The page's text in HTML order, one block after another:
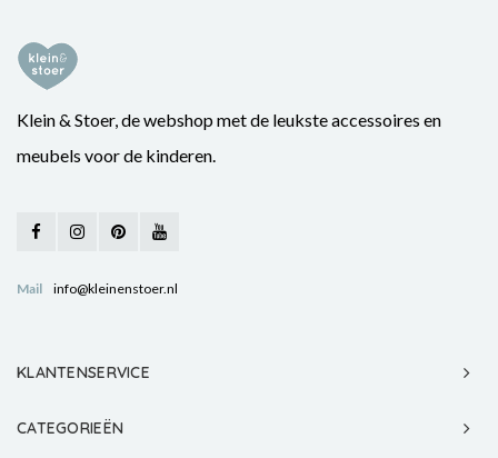
Klein & Stoer, de webshop met de leukste accessoires en
meubels voor de kinderen.
Mail info@kleinenstoer.nl
KLANTENSERVICE
CATEGORIEËN